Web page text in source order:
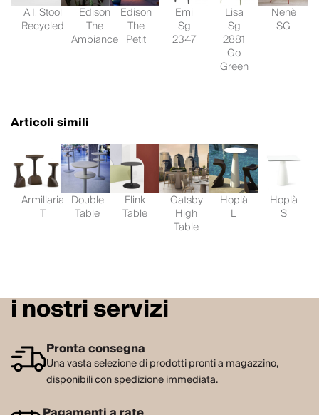
A.I. Stool
Recycled
Edison
The
Ambiance
Edison
The
Petit
Emi
Sg
2347
Lisa
Sg
2881
Go
Green
Nenè
SG
Articoli simili
Armillaria
T
Double
Table
Flink
Table
Gatsby
High
Table
Hoplà
L
Hoplà
S
i nostri servizi
Pronta consegna
Una vasta selezione di prodotti pronti a magazzino,
disponibili con spedizione immediata.